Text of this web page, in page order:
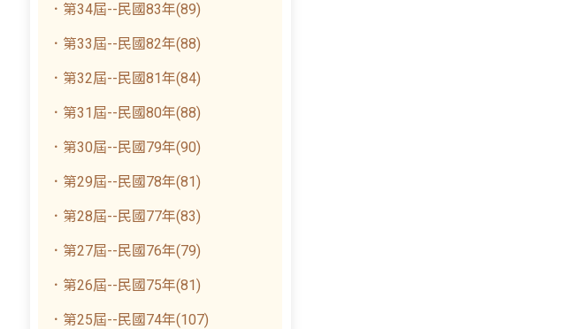
．第34屆--民國83年(89)
．第33屆--民國82年(88)
．第32屆--民國81年(84)
．第31屆--民國80年(88)
．第30屆--民國79年(90)
．第29屆--民國78年(81)
．第28屆--民國77年(83)
．第27屆--民國76年(79)
．第26屆--民國75年(81)
．第25屆--民國74年(107)